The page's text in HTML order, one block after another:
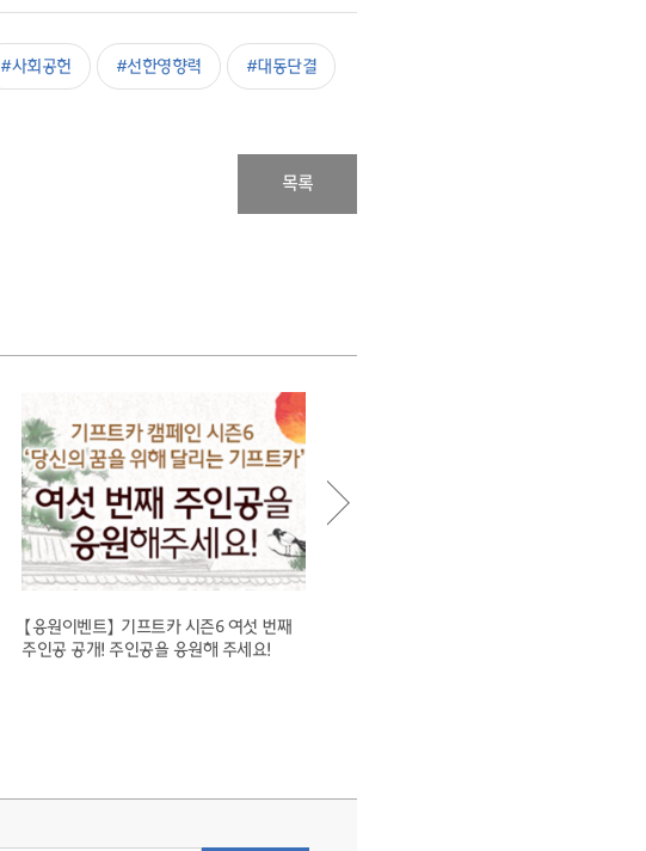
#사회공헌 #선한영향력 #대동단결
목록
【응원이벤트】 기프트카 시즌6 여섯 번째
주인공 공개! 주인공을 응원해 주세요!